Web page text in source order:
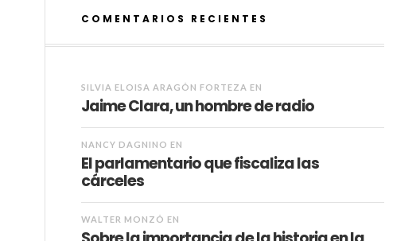
COMENTARIOS RECIENTES
SILVIA ELOISA ARAGÓN FORTEZA EN
Jaime Clara, un hombre de radio
NANCY DAGNINO EN
El parlamentario que fiscaliza las
cárceles
WALTER MONZÓ EN